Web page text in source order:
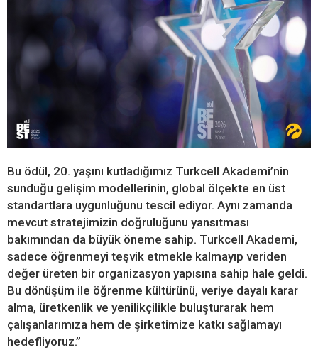
Bu ödül, 20. yaşını kutladığımız Turkcell Akademi’nin
sunduğu gelişim modellerinin, global ölçekte en üst
standartlara uygunluğunu tescil ediyor. Aynı zamanda
mevcut stratejimizin doğruluğunu yansıtması
bakımından da büyük öneme sahip. Turkcell Akademi,
sadece öğrenmeyi teşvik etmekle kalmayıp veriden
değer üreten bir organizasyon yapısına sahip hale geldi.
Bu dönüşüm ile öğrenme kültürünü, veriye dayalı karar
alma, üretkenlik ve yenilikçilikle buluşturarak hem
çalışanlarımıza hem de şirketimize katkı sağlamayı
hedefliyoruz.”